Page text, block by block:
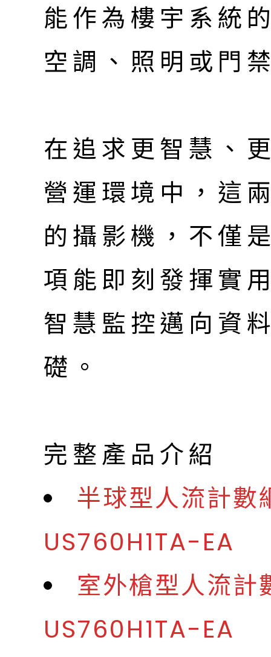
能作為樓宇系統
空調、照明或門
在追求更智慧、
營運環境中，這
的攝影機，不僅
項能即刻發揮實
智慧監控邁向資
礎。
完整產品介紹
半球型人流計
US760H1TA-EA
室外槍型人流
US760H1TA-EA